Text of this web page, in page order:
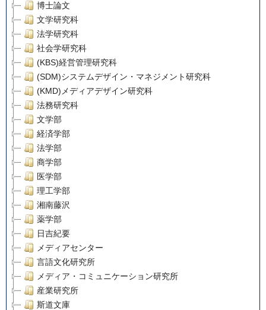
博士論文
文学研究科
法学研究科
社会学研究科
(KBS)経営管理研究科
(SDM)システムデザイン・マネジメント研究科
(KMD)メディアデザイン研究科
法務研究科
文学部
経済学部
法学部
商学部
医学部
理工学部
湘南藤沢
薬学部
日吉紀要
メディアセンター
言語文化研究所
メディア・コミュニケーション研究所
産業研究所
斯道文庫